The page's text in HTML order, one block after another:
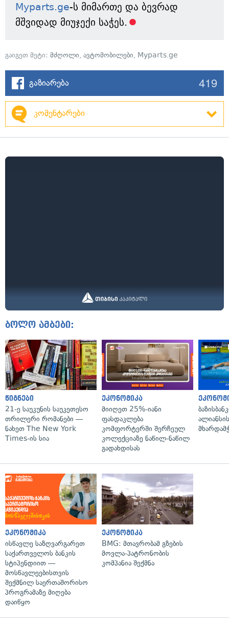
Myparts.ge-ს მიმართე და ბევრად
მშვიდად მიუჯექი საჭეს.
გაიგეთ მეტი: მძღოლი, ავტომობილები, Myparts.ge
გაზიარება 419
კომენტარები
ბოლო ამბები:
წიგნები
21-ე საუკუნის საუკეთესო
თრილერი რომანები —
ნახეთ The New York
Times-ის სია
ეკონომიკა
მიიღეთ 25%-იანი
ფასდაკლება
კომფორტერში შერჩეულ
კოლექციაზე ნაწილ-ნაწილ
გადახდისას
ეკონომიკა
ისწავლე საზღვარგარეთ
საქართველოს ბანკის
სტიპენდიით —
მოსწავლეებისთვის
შექმნილ საერთაშორისო
პროგრამაზე მიღება
დაიწყო
ეკონომიკა
BMG: მთავრობამ გზების
მოვლა-პატრონობის
კომპანია შექმნა